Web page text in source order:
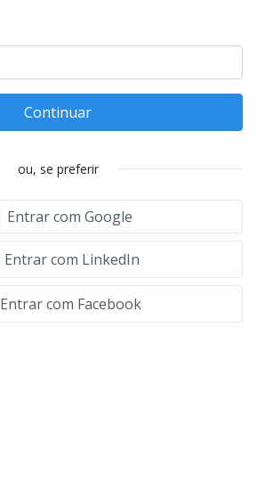
Continuar
ou, se preferir
Entrar com Google
Entrar com LinkedIn
Entrar com Facebook